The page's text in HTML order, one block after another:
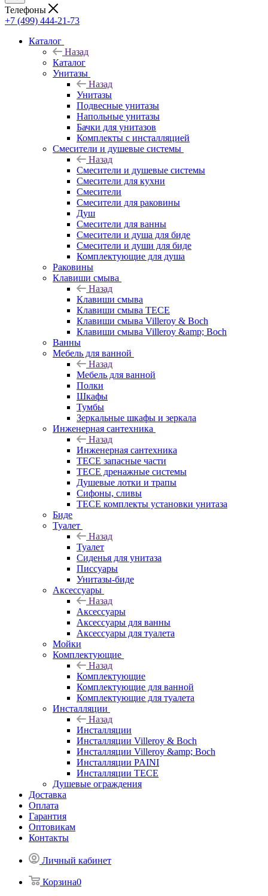
Телефоны
+7 (499) 444-21-73
Каталог
Назад
Каталог
Унитазы
Назад
Унитазы
Подвесные унитазы
Напольные унитазы
Бачки для унитазов
Комплекты с инсталляцией
Смесители и душевые системы
Назад
Смесители и душевые системы
Смесители для кухни
Смесители
Смесители для раковины
Душ
Смесители для ванны
Смесители и душа для биде
Смесители и души для биде
Комплектующие для душа
Раковины
Клавиши смыва
Назад
Клавиши смыва
Клавиши смыва TECE
Клавиши смыва Villeroy & Boch
Клавиши смыва Villeroy &amp; Boch
Ванны
Мебель для ванной
Назад
Мебель для ванной
Полки
Шкафы
Тумбы
Зеркальные шкафы и зеркала
Инженерная сантехника
Назад
Инженерная сантехника
TECE запасные части
TECE дренажные системы
Душевые лотки и трапы
Сифоны, сливы
TECE комплекты установки унитаза
Биде
Туалет
Назад
Туалет
Сиденья для унитаза
Писсуары
Унитазы-биде
Аксессуары
Назад
Аксессуары
Аксессуары для ванны
Аксессуары для туалета
Мойки
Комплектующие
Назад
Комплектующие
Комплектующие для ванной
Комплектующие для туалета
Инсталляции
Назад
Инсталляции
Инсталляции Villeroy & Boch
Инсталляции Villeroy &amp; Boch
Инсталляции PAINI
Инсталляции TECE
Душевые ограждения
Доставка
Оплата
Гарантия
Оптовикам
Контакты
Личный кабинет
Корзина0